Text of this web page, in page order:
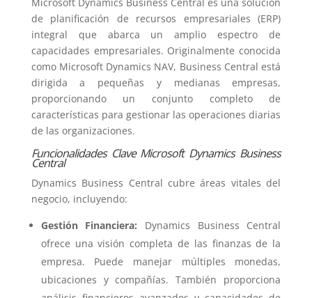
de planificación de recursos empresariales (ERP)
integral que abarca un amplio espectro de
capacidades empresariales. Originalmente conocida
como Microsoft Dynamics NAV, Business Central está
dirigida a pequeñas y medianas empresas,
proporcionando un conjunto completo de
características para gestionar las operaciones diarias
de las organizaciones.
Funcionalidades Clave Microsoft Dynamics Business
Central
Dynamics Business Central cubre áreas vitales del
negocio, incluyendo:
Gestión Financiera: Dynamics Business Central
ofrece una visión completa de las finanzas de la
empresa. Puede manejar múltiples monedas,
ubicaciones y compañías. También proporciona